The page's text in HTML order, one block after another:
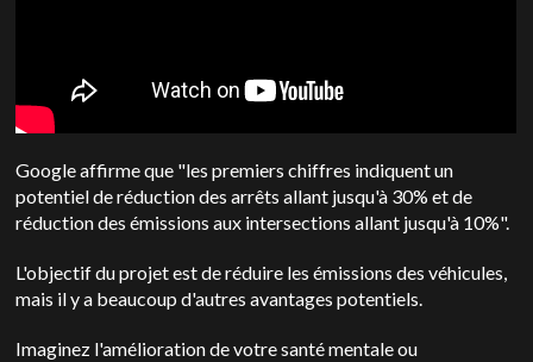
Google affirme que "les premiers chiffres indiquent un
potentiel de réduction des arrêts allant jusqu'à 30% et de
réduction des émissions aux intersections allant jusqu'à 10%".
L'objectif du projet est de réduire les émissions des véhicules,
mais il y a beaucoup d'autres avantages potentiels.
Imaginez l'amélioration de votre santé mentale ou